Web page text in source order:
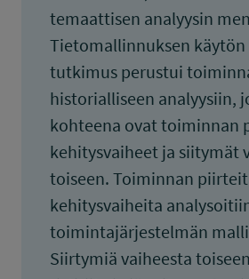
temaattisen analyysin
Tietomallinnuksen
tutkimus perustui
historialliseen analyysiin,
kohteena ovat toiminnan
kehitysvaiheet ja siitymät
toiseen. Toiminnan
kehitysvaiheita
toimintajärjestelmän
Siirtymiä vaiheesta